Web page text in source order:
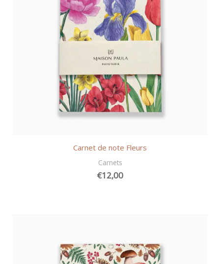
Carnet de note Fleurs
Carnets
€12,00